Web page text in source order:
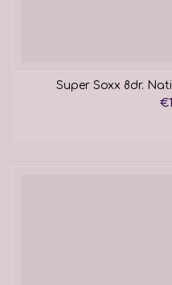
Super Soxx 8dr.